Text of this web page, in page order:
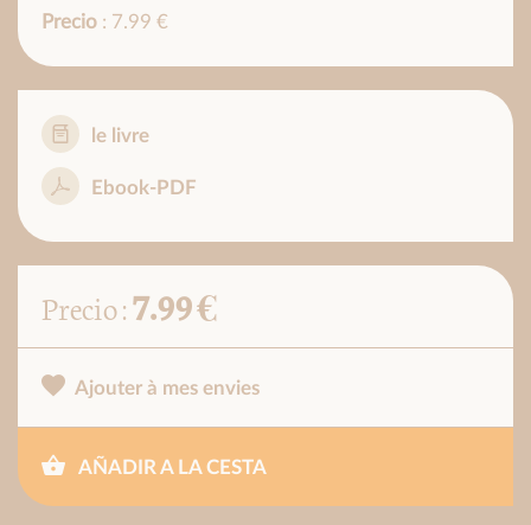
Precio : 7.99 €
le livre
Ebook-PDF
Precio :7.99 €
Ajouter à mes envies
AÑADIR A LA CESTA